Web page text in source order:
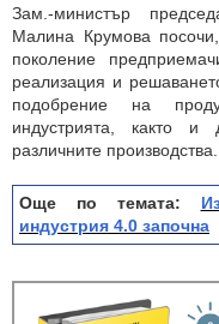
Зам.-министър
Малина Крумова
поколение
реализация и
подобрение на
индустрията, както
различните производства.
Още по темата:
индустрия 4.0 започна